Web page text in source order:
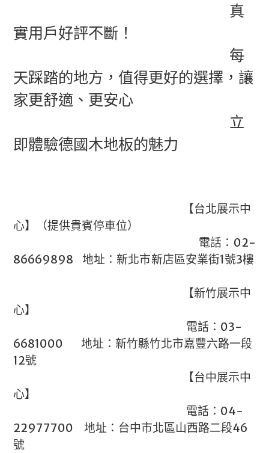
真
實用戶好評不斷！
每
天踩踏的地方，值得更好的選擇，讓
家更舒適、更安心
立
即體驗德國木地板的魅力
【台北展示中
心】（提供貴賓停車位）
電話：02-
86669898 地址：新北市新店區安業街1號3樓
【新竹展示中
心】
電話：03-
6681000 地址：新竹縣竹北市嘉豐六路一段
12號
【台中展示中
心】
電話：04-
22977700 地址：台中市北區山西路二段46
號